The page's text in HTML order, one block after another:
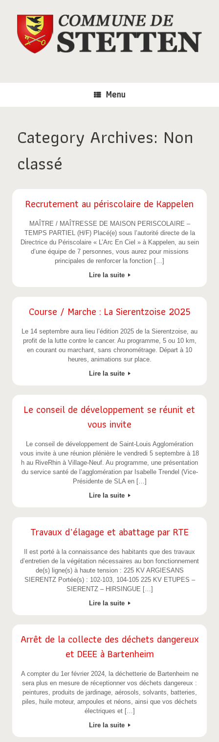
Menu
Category Archives: Non
classé
Recrutement au périscolaire de Kappelen
MAÎTRE / MAÎTRESSE DE MAISON PERISCOLAIRE –
TEMPS PARTIEL (H/F) Placé(e) sous l’autorité directe de la
Directrice du Périscolaire « L’Arc En Ciel » à Kappelen, au sein
d’une équipe de 7 personnes, vous aurez pour missions
principales de renforcer la fonction […]
Lire la suite
Course / Marche : La Sierentzoise 2025
Le 14 septembre aura lieu l’édition 2025 de la Sierentzoise, au
profit de la lutte contre le cancer. Au programme, 5 ou 10 km,
en courant ou marchant, sans chronométrage. Départ à 10
heures, animations sur place.
Lire la suite
Le conseil de développement se réunit et
vous invite
Le conseil de développement de Saint-Louis Agglomération
vous invite à une réunion plénière le vendredi 5 septembre à 18
h au RiveRhin à Village-Neuf. Au programme, une présentation
du service santé de l’agglomération par Isabelle Trendel (Vice-
Présidente de SLA en […]
Lire la suite
Travaux d’élagage et abattage par RTE
Il est porté à la connaissance des habitants que des travaux
d’entretien de la végétation nécessaires au bon fonctionnement
de(s) ligne(s) à haute tension : 225 KV ARGIESANS
SIERENTZ Portée(s) : 102-103, 104-105 225 KV ETUPES –
SIERENTZ – HIRSINGUE […]
Lire la suite
Arrêt de la collecte des déchets dangereux
et DEEE à Bartenheim
A compter du 1er février 2024, la déchetterie de Bartenheim ne
sera plus en mesure de réceptionner vos déchets dangereux :
peintures, produits de jardinage, aérosols, solvants, batteries,
piles, huile moteur, ampoules et néons, ainsi que vos déchets
électriques et […]
Lire la suite